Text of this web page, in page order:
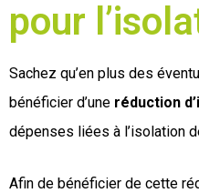
pour
Sachez qu’en plus des
bénéficier d’une réduction
dépenses liées à l’isolation
Afin de bénéficier de cette